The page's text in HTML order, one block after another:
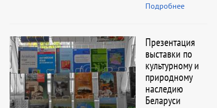
Подробнее
Презентация
выставки по
культурному и
природному
наследию
Беларуси